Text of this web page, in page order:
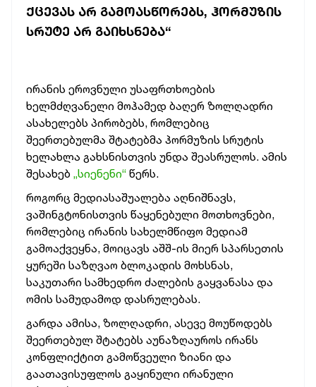
ᲥᲪᲔᲕᲐᲡ ᲐᲠ ᲒᲐᲛᲝᲐᲡᲬᲝᲠᲔᲑᲡ, ᲰᲝᲠᲛᲣᲖᲘᲡ
ᲡᲠᲣᲢᲔ ᲐᲠ ᲒᲐᲘᲮᲡᲜᲔᲑᲐ“
ირანის ეროვნული უსაფრთხოების
ხელმძღვანელი მოჰამედ ბაღერ ზოლღადრი
ასახელებს პირობებს, რომლებიც
შეერთებულმა შტატებმა ჰორმუზის სრუტის
ხელახლა გახსნისთვის უნდა შეასრულოს. ამის
შესახებ „სიენენი“ წერს.
როგორც მედიასაშუალება აღნიშნავს,
ვაშინგტონისთვის წაყენებული მოთხოვნები,
რომლებიც ირანის სახელმწიფო მედიამ
გამოაქვეყნა, მოიცავს აშშ-ის მიერ სპარსეთის
ყურეში საზღვაო ბლოკადის მოხსნას,
საკუთარი სამხედრო ძალების გაყვანასა და
ომის სამუდამოდ დასრულებას.
გარდა ამისა, ზოლღადრი, ასევე მოუწოდებს
შეერთებულ შტატებს აუნაზღაუროს ირანს
კონფლიქტით გამოწვეული ზიანი და
გაათავისუფლოს გაყინული ირანული